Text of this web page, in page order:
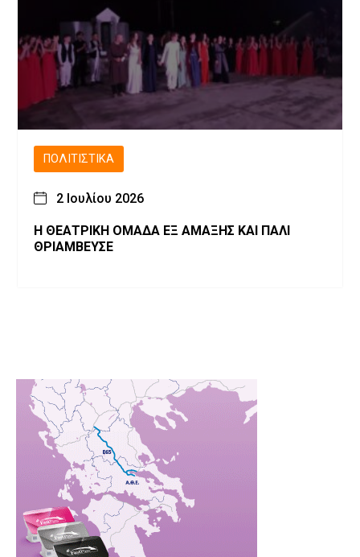
ΠΟΛΙΤΙΣΤΙΚΆ
2 Ιουλίου 2026
Η ΘΕΑΤΡΙΚΗ ΟΜΑΔΑ ΕΞ ΑΜΑΞΗΣ ΚΑΙ ΠΑΛΙ
ΘΡΙΑΜΒΕΥΣΕ